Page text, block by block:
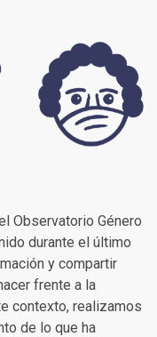
Observatorio Género
durante el último
y compartir
frente a la
contexto, realizamos
de lo que ha